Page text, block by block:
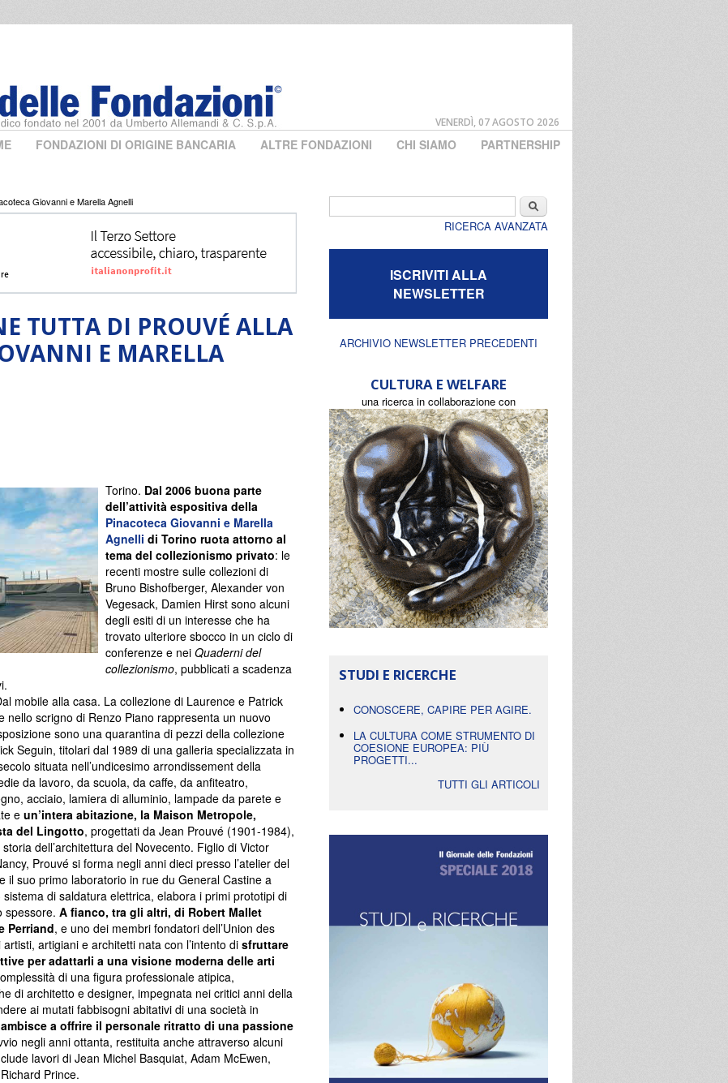
VENERDÌ, 07 AGOSTO 2026
FONDAZIONI DI ORIGINE BANCARIA ALTRE FONDAZIONI CHI SIAMO PARTNERSHIP
Giovanni e Marella Agnelli
TUTTA DI PROUVÉ ALLA
E MARELLA
Torino. Dal 2006 buona parte
dell’attività espositiva della
Pinacoteca Giovanni e Marella
Agnelli di Torino ruota attorno al
tema del collezionismo privato: le
recenti mostre sulle collezioni di
Bruno Bishofberger, Alexander von
Vegesack, Damien Hirst sono alcuni
degli esiti di un interesse che ha
trovato ulteriore sbocco in un ciclo di
conferenze e nei Quaderni del
collezionismo, pubblicati a scadenza
mobile alla casa. La collezione di Laurence e Patrick
nello scrigno di Renzo Piano rappresenta un nuovo
sono una quarantina di pezzi della collezione
Seguin, titolari dal 1989 di una galleria specializzata in
situata nell’undicesimo arrondissement della
da lavoro, da scuola, da caffe, da anfiteatro,
acciaio, lamiera di alluminio, lampade da parete e
e un’intera abitazione, la Maison Metropole,
del Lingotto, progettati da Jean Prouvé (1901-1984),
dell’architettura del Novecento. Figlio di Victor
Prouvé si forma negli anni dieci presso l’atelier del
il suo primo laboratorio in rue du General Castine a
di saldatura elettrica, elabora i primi prototipi di
spessore. A fianco, tra gli altri, di Robert Mallet
Perriand, e uno dei membri fondatori dell’Union des
artigiani e architetti nata con l’intento di sfruttare
per adattarli a una visione moderna delle arti
di una figura professionale atipica,
di architetto e designer, impegnata nei critici anni della
ai mutati fabbisogni abitativi di una società in
a offrire il personale ritratto di una passione
negli anni ottanta, restituita anche attraverso alcuni
lavori di Jean Michel Basquiat, Adam McEwen,
Prince.
Cerca
RICERCA AVANZATA
ISCRIVITI ALLA
NEWSLETTER
ARCHIVIO NEWSLETTER PRECEDENTI
CULTURA E WELFARE
una ricerca in collaborazione con
STUDI E RICERCHE
CONOSCERE, CAPIRE PER AGIRE.
LA CULTURA COME STRUMENTO DI
COESIONE EUROPEA: PIÙ
PROGETTI...
TUTTI GLI ARTICOLI